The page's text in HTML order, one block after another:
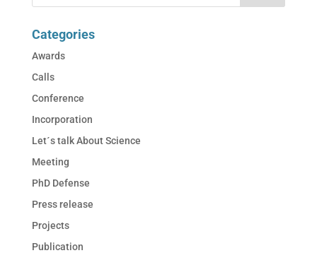
Categories
Awards
Calls
Conference
Incorporation
Let´s talk About Science
Meeting
PhD Defense
Press release
Projects
Publication